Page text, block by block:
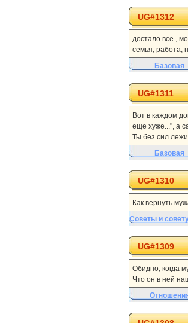
UG#1312
достало все ,
семья, работа,
Базовая
UG#1311
Вот в каждом
еще хуже...", а
Ты без сил
Базовая
UG#1310
Как вернуть
Советы и
UG#1309
Обидно, когда
Что он в ней